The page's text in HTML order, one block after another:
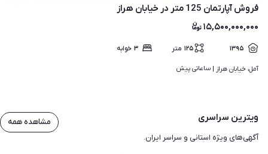
فروش آپارتمان 125 متر در خیابان هراز
۱۵,۵۰۰,۰۰۰,۰۰۰
۱۳۹۵ ۱۲۵ متر ۳ خوابه
آمل، خیابان هراز | ساعاتی پیش
ویترین سراسری
آگهی‌های ویژه استانی و سراسر ایران.
مشاهده همه